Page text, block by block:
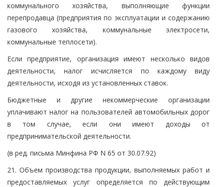
коммунального хозяйства, выполняющие функции
перепродавца (предприятия по эксплуатации и содержанию
газового хозяйства, коммунальные электросети,
коммунальные теплосети).
Если предприятие, организация имеют несколько видов
деятельности, налог исчисляется по каждому виду
деятельности, исходя из установленных ставок.
Бюджетные и другие некоммерческие организации
уплачивают налог на пользователей автомобильных дорог
в том случае, если они имеют доходы от
предпринимательской деятельности.
(в ред. письма Минфина РФ N 65 от 30.07.92)
21. Объем производства продукции, выполняемых работ и
предоставляемых услуг определяется по действующим